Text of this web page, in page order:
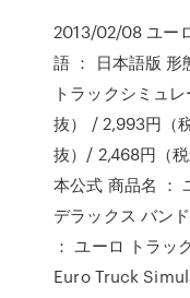
2013/02/08 ユー
語 ： 日本語版 形
トラックシミュ
抜） / 2,993円（
抜）/ 2,468円（
本公式 商品名 ：
デラックス バン
： ユーロ トラッ
Euro Truck